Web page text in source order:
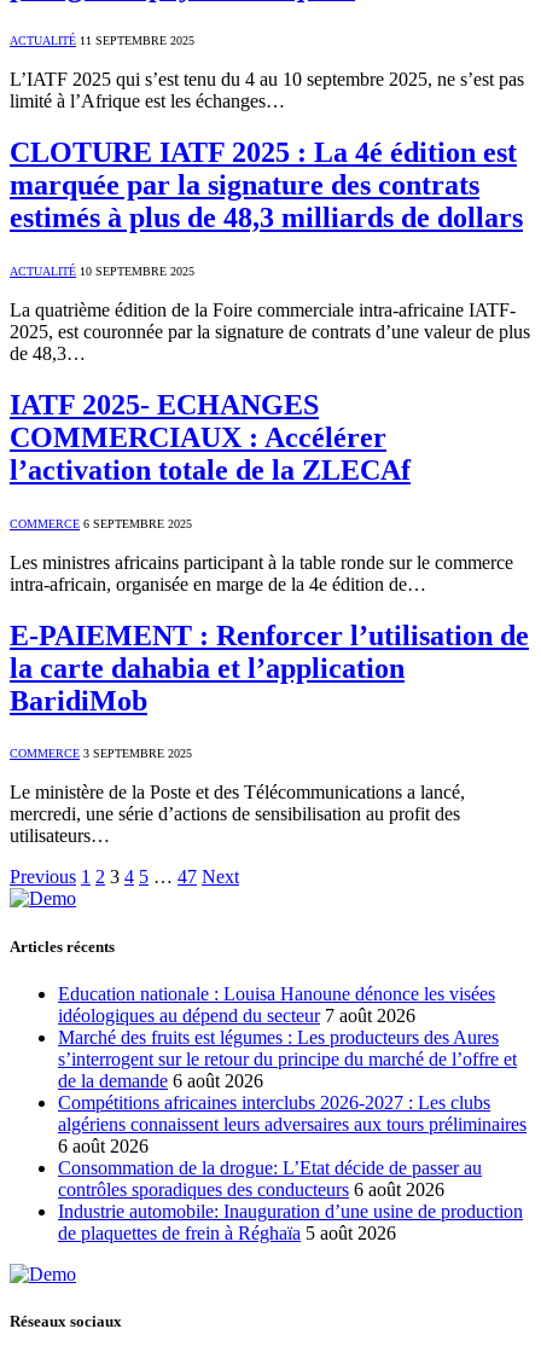
ACTUALITÉ 11 SEPTEMBRE 2025
L’IATF 2025 qui s’est tenu du 4 au 10 septembre 2025, ne s’est pas
limité à l’Afrique est les échanges…
CLOTURE IATF 2025 : La 4é édition est
marquée par la signature des contrats
estimés à plus de 48,3 milliards de dollars
ACTUALITÉ 10 SEPTEMBRE 2025
La quatrième édition de la Foire commerciale intra-africaine IATF-
2025, est couronnée par la signature de contrats d’une valeur de plus
de 48,3…
IATF 2025- ECHANGES
COMMERCIAUX : Accélérer
l’activation totale de la ZLECAf
COMMERCE 6 SEPTEMBRE 2025
Les ministres africains participant à la table ronde sur le commerce
intra-africain, organisée en marge de la 4e édition de…
E-PAIEMENT : Renforcer l’utilisation de
la carte dahabia et l’application
BaridiMob
COMMERCE 3 SEPTEMBRE 2025
Le ministère de la Poste et des Télécommunications a lancé,
mercredi, une série d’actions de sensibilisation au profit des
utilisateurs…
Previous 1 2 3 4 5 … 47 Next
Articles récents
Education nationale : Louisa Hanoune dénonce les visées
idéologiques au dépend du secteur 7 août 2026
Marché des fruits est légumes : Les producteurs des Aures
s’interrogent sur le retour du principe du marché de l’offre et
de la demande 6 août 2026
Compétitions africaines interclubs 2026-2027 : Les clubs
algériens connaissent leurs adversaires aux tours préliminaires
6 août 2026
Consommation de la drogue: L’Etat décide de passer au
contrôles sporadiques des conducteurs 6 août 2026
Industrie automobile: Inauguration d’une usine de production
de plaquettes de frein à Réghaïa 5 août 2026
Réseaux sociaux